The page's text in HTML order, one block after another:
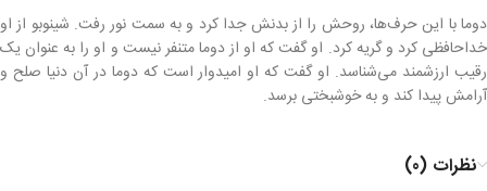
دوما با این حرف‌ها، روحش را از بدنش جدا کرد و به سمت نور رفت. شینوبو از او
خداحافظی کرد و گریه کرد. او گفت که او از دوما متنفر نیست و او را به عنوان یک
رقیب ارزشمند می‌شناسد. او گفت که او امیدوار است که دوما در آن دنیا صلح و
آرامش پیدا کند و به خوشبختی برسد.
نظرات (0)